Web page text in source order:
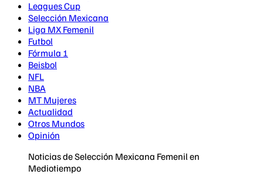
Leagues Cup
Selección Mexicana
Liga MX Femenil
Futbol
Fórmula 1
Beisbol
NFL
NBA
MT Mujeres
Actualidad
Otros Mundos
Opinión
Noticias de Selección Mexicana Femenil en
Mediotiempo